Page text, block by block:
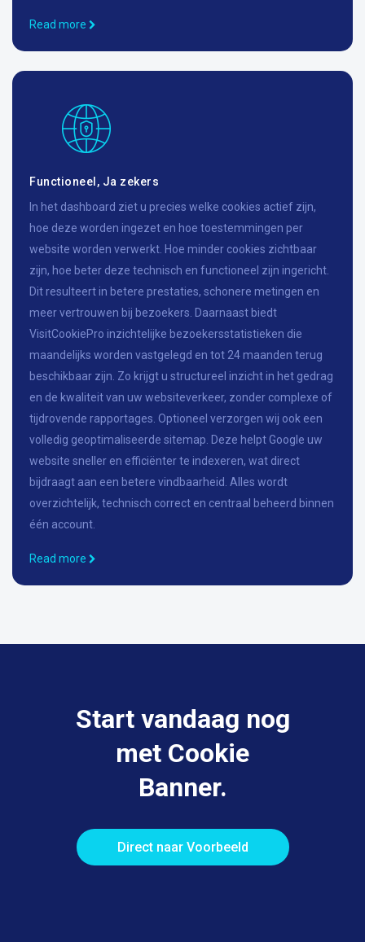
Read more
Functioneel, Ja zekers
In het dashboard ziet u precies welke cookies actief zijn,
hoe deze worden ingezet en hoe toestemmingen per
website worden verwerkt. Hoe minder cookies zichtbaar
zijn, hoe beter deze technisch en functioneel zijn ingericht.
Dit resulteert in betere prestaties, schonere metingen en
meer vertrouwen bij bezoekers. Daarnaast biedt
VisitCookiePro inzichtelijke bezoekersstatistieken die
maandelijks worden vastgelegd en tot 24 maanden terug
beschikbaar zijn. Zo krijgt u structureel inzicht in het gedrag
en de kwaliteit van uw websiteverkeer, zonder complexe of
tijdrovende rapportages. Optioneel verzorgen wij ook een
volledig geoptimaliseerde sitemap. Deze helpt Google uw
website sneller en efficiënter te indexeren, wat direct
bijdraagt aan een betere vindbaarheid. Alles wordt
overzichtelijk, technisch correct en centraal beheerd binnen
één account.
Read more
Start vandaag nog
met Cookie
Banner.
Direct naar Voorbeeld